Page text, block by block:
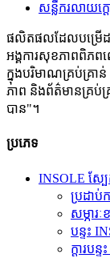
សន្លឹករលាយក្ត
ផលិតផលដែលបម្រើដ
អង្គការសុខភាពពិភ
ក្នុងបរិមាណគ្រប់គ្រា
ភាព និងព័ត៌មានគ្រប់
បាន"។
ប្រភេទ
INSOLE ស្ប
ប្រដាប់ក
សម្ភារៈ
បន្ទះ
ក្តារបន្